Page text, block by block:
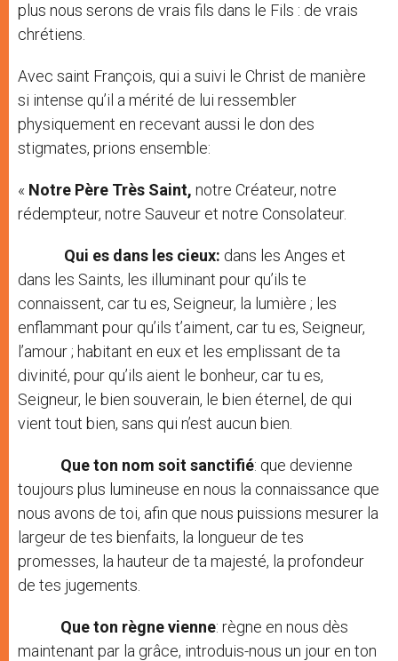
plus nous serons de vrais fils dans le Fils : de vrais
chrétiens.
Avec saint François, qui a suivi le Christ de manière
si intense qu’il a mérité de lui ressembler
physiquement en recevant aussi le don des
stigmates, prions ensemble:
« Notre Père Très Saint, notre Créateur, notre
rédempteur, notre Sauveur et notre Consolateur.
Qui es dans les cieux: dans les Anges et
dans les Saints, les illuminant pour qu’ils te
connaissent, car tu es, Seigneur, la lumière ; les
enflammant pour qu’ils t’aiment, car tu es, Seigneur,
l’amour ; habitant en eux et les emplissant de ta
divinité, pour qu’ils aient le bonheur, car tu es,
Seigneur, le bien souverain, le bien éternel, de qui
vient tout bien, sans qui n’est aucun bien.
Que ton nom soit sanctifié: que devienne
toujours plus lumineuse en nous la connaissance que
nous avons de toi, afin que nous puissions mesurer la
largeur de tes bienfaits, la longueur de tes
promesses, la hauteur de ta majesté, la profondeur
de tes jugements.
Que ton règne vienne: règne en nous dès
maintenant par la grâce, introduis-nous un jour en ton